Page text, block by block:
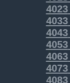
4023
4033
4043
4053
4063
4073
4083